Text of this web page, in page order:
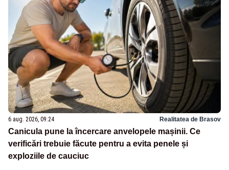
6 aug. 2026, 09:24 Realitatea de Brasov
Canicula pune la încercare anvelopele mașinii. Ce
verificări trebuie făcute pentru a evita penele și
exploziile de cauciuc